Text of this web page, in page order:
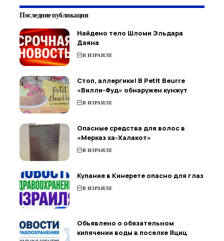
Последние публикации
Найдено тело Шломи Эльдара
Даяна
В ИЗРАИЛЕ
Стоп, аллергики! В Petit Beurre
«Вилли-Фуд» обнаружен кунжут
В ИЗРАИЛЕ
Опасные средства для волос в
«Мерказ ха-Халакот»
В ИЗРАИЛЕ
Купание в Кинерете опасно для глаз
В ИЗРАИЛЕ
Объявлено о обязательном
кипячении воды в поселке Яциц